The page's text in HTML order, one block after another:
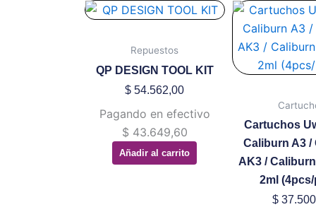
Repuestos
QP DESIGN TOOL KIT
$ 54.562,00
Pagando en efectivo
$ 43.649,60
Añadir al carrito
Cartuchos
Caliburn A3 /
AK3 /
2ml
$
se
en